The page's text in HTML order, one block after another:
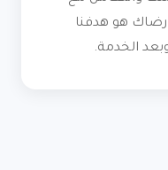
رضاك هو هدفنا
الخدمة.